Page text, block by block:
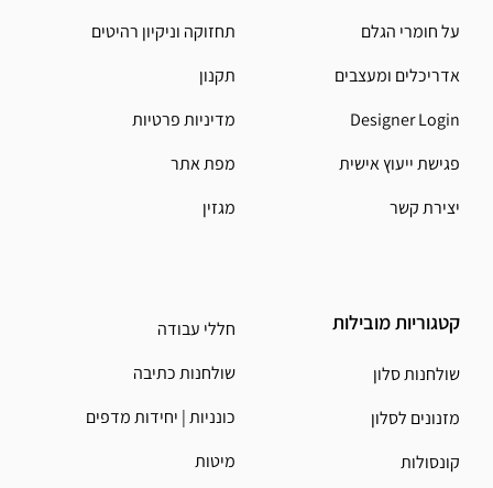
על חומרי הגלם
אדריכלים ומעצבים
Designer Login
פגישת ייעוץ אישית
יצירת קשר
קטגוריות מובילות
שולחנות סלון
מזנונים לסלון
קונסולות
תחזוקה וניקיון רהיטים
תקנון
מדיניות פרטיות
מפת אתר
מגזין
חללי עבודה
שולחנות כתיבה
כונניות | יחידות מדפים
מיטות